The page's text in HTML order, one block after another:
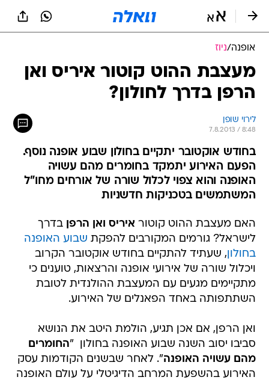
אופנה/ניוז
מעצבת ההוט קוטור איריס ואן
הרפן בדרך לחולון?
לירוי שופן
7.8.2013 / 8:48
בחודש אוקטובר יתקיים בחולון שבוע אופנה נוסף.
הפעם האירוע יתמקד בחומרים מהם עשויה
האופנה והוא צפוי לכלול שורה של אורחים מחו"ל
המשתמשים בטכניקות חדשניות
האם מעצבת ההוט קוטור איריס ואן הרפן בדרך
לישראל? גורמים המקורבים להפקת שבוע האופנה
בחולון, שעתיד להתקיים בחודש אוקטובר הקרוב
ויכלול שורה של אירועי אופנה והרצאות, טוענים כי
מתקיימים מגעים עם המעצבת ההולנדית לטובת
השתתפותה באחד הפאנלים של האירוע.
ואן הרפן, אם אכן תגיע, הולמת היטב את הנושא
סביבו יסוב השנה שבוע האופנה בחולון  "החומרים
מהם עשויה האופנה". לאחר שבשנים הקודמות עסק
האירוע בהשפעת המרחב הדיגיטלי על עולם האופנה